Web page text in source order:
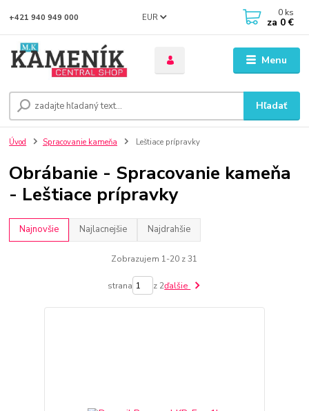
Menu
EUR
Hľadať
+421 940 949 000 0 ks
za 0 €
Úvod Spracovanie kameňa Leštiace prípravky
Obrábanie - Spracovanie kameňa
- Leštiace prípravky
Najnovšie Najlacnejšie Najdrahšie
Zobrazujem 1-20 z 31
strana z 2ďalšie